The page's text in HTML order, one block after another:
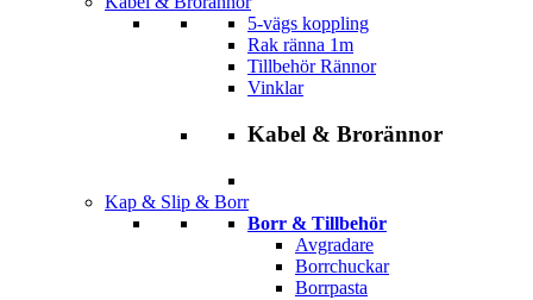
5-vägs koppling
Rak ränna 1m
Tillbehör Rännor
Vinklar
Kabel & Brorännor
Kap & Slip & Borr
Borr & Tillbehör
Avgradare
Borrchuckar
Borrpasta